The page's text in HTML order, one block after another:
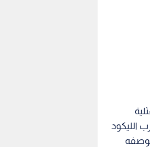
الليكود
بوصفه